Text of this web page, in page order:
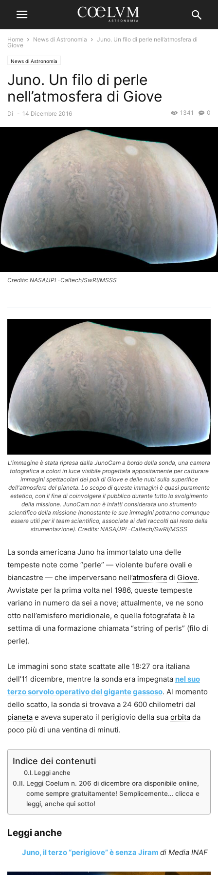
Home News di Astronomia
Juno. Un filo di perle nell’atmosfera di
Giove
News di Astronomia
Juno. Un filo di perle
nell’atmosfera di Giove
Di - 14 Dicembre 2016 0
1341
Credits: NASA/JPL-Caltech/SwRI/MSSS
L'immagine è stata ripresa dalla JunoCam a bordo della sonda, una camera
fotografica a colori in luce visibile progettata appositamente per catturare
immagini spettacolari dei poli di Giove e delle nubi sulla superifice
dell'atmosfera del pianeta. Lo scopo di queste immagini è quasi puramente
estetico, con il fine di coinvolgere il pubblico durante tutto lo svolgimento
della missione. JunoCam non è infatti considerata uno strumento
scientifico della missione (nonostante le sue immagini potranno comunque
essere utili per il team scientifico, associate ai dati raccolti dal resto della
strumentazione). Credits: NASA/JPL-Caltech/SwRI/MSSS
La sonda americana Juno ha immortalato una delle
tempeste note come “perle” — violente bufere ovali e
biancastre — che imperversano nell’atmosfera di Giove.
Avvistate per la prima volta nel 1986, queste tempeste
variano in numero da sei a nove; attualmente, ve ne sono
otto nell’emisfero meridionale, e quella fotografata è la
settima di una formazione chiamata “string of perls” (filo di
perle).
Le immagini sono state scattate alle 18:27 ora italiana
dell’11 dicembre, mentre la sonda era impegnata nel suo
terzo sorvolo operativo del gigante gassoso. Al momento
dello scatto, la sonda si trovava a 24 600 chilometri dal
pianeta e aveva superato il perigiovio della sua orbita da
poco più di una ventina di minuti.
Indice dei contenuti
Leggi anche
Leggi Coelum n. 206 di dicembre ora disponibile online,
come sempre gratuitamente! Semplicemente… clicca e
leggi, anche qui sotto!
Leggi anche
Juno, il terzo “perigiove” è senza Jiram di Media INAF